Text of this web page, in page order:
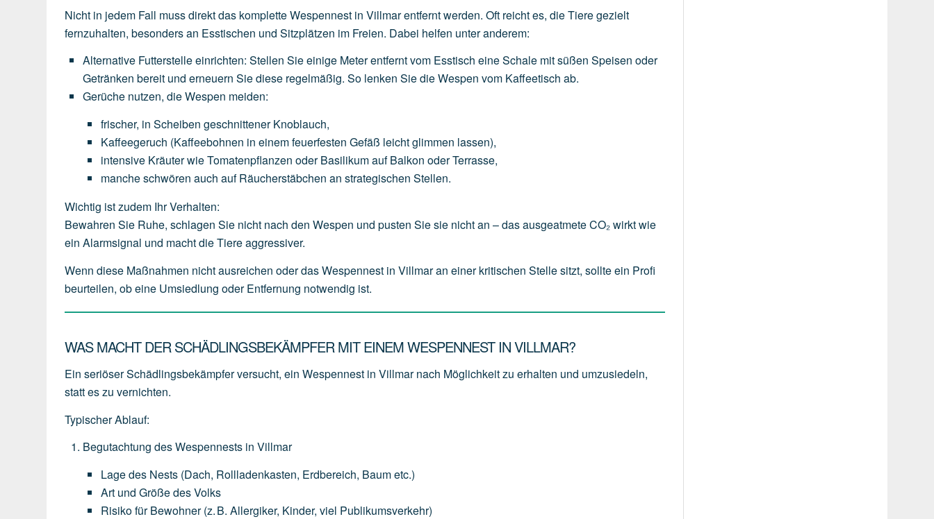
Nicht in jedem Fall muss direkt das komplette Wespennest in Villmar entfernt werden. Oft reicht es, die Tiere gezielt
fernzuhalten, besonders an Esstischen und Sitzplätzen im Freien. Dabei helfen unter anderem:
Alternative Futterstelle einrichten: Stellen Sieeinige Meterentferntvom Esstisch eineSchale mitsüßen Speisen oder
Getränken bereit und erneuern Siediese regelmäßig. So lenken SiedieWespen vom Kaffeetisch ab.
Gerüche nutzen, die Wespen meiden:
frischer, in Scheiben geschnittener Knoblauch,
Kaffeegeruch (Kaffeebohnen in einemfeuerfesten Gefäß leichtglimmen lassen),
intensive KräuterwieTomatenpflanzen oder Basilikumauf Balkon oderTerrasse,
mancheschwören auch auf Räucherstäbchen an strategischen Stellen.
Wichtig ist zudem Ihr Verhalten:
Bewahren Sie Ruhe, schlagen Sie nicht nach den Wespen und pusten Sie sie nicht an – das ausgeatmete CO₂ wirkt wie
ein Alarmsignal und macht die Tiere aggressiver.
Wenn diese Maßnahmen nicht ausreichen oder das Wespennest in Villmar an einer kritischen Stelle sitzt, sollte ein Profi
beurteilen, ob eine Umsiedlung oder Entfernung notwendig ist.
WAS MACHT DER SCHÄDLINGSBEKÄMPFER MIT EINEM WESPENNEST IN VILLMAR?
Ein seriöser Schädlingsbekämpfer versucht, ein Wespennest in Villmar nach Möglichkeit zu erhalten und umzusiedeln,
statt es zu vernichten.
Typischer Ablauf:
Begutachtung des Wespennests in Villmar
Lagedes Nests (Dach, Rollladenkasten, Erdbereich, Baumetc.)
Art und GrößedesVolks
Risikofür Bewohner (z.B. Allergiker, Kinder, viel Publikumsverkehr)